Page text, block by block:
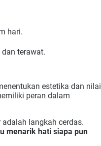
hari.
terawat.
estetika dan nilai
peran dalam
langkah cerdas.
menarik hati siapa pun